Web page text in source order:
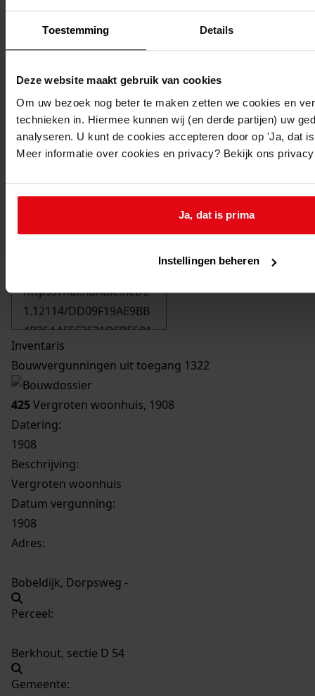
Toestemming Details
Deze website maakt gebruik van cookies
Om uw bezoek nog beter te maken zetten we cookies en
technieken in. Hiermee kunnen wij (en derde partijen) uw
analyseren. U kunt de cookies accepteren door op 'Ja, dat
Meer informatie over cookies en privacy? Bekijk ons
Ja, dat is prima
Instellingen beheren
Inventaris
Bouwvergunningen uit toegang 1322
425Vergroten woonhuis, 1908
Datering:
1908
Beschrijving:
Vergroten woonhuis
Datum vergunning:
1908
Adres:
Bobeldijk, Dorpsweg -
Perceel:
Berkhout, sectie D 54
Gemeente: